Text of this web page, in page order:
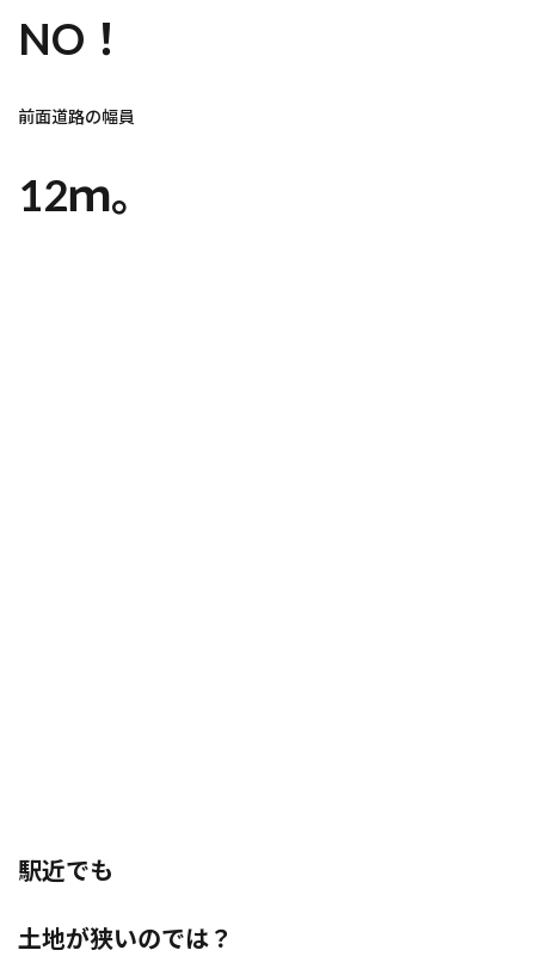
NO！
前面道路の幅員
12ｍ。
駅近でも
土地が狭いのでは？